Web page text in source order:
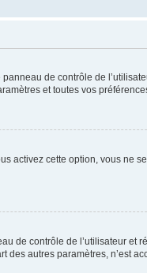
de contrôle de
et toutes vos
activez cette option, vous ne
de contrôle de l’utilisateur et
autres paramètres, n’est